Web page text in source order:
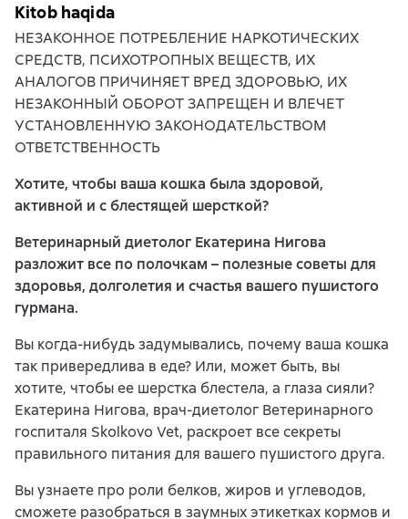
Kitob haqida
НЕЗАКОННОЕ ПОТРЕБЛЕНИЕ НАРКОТИЧЕСКИХ
СРЕДСТВ, ПСИХОТРОПНЫХ ВЕЩЕСТВ, ИХ
АНАЛОГОВ ПРИЧИНЯЕТ ВРЕД ЗДОРОВЬЮ, ИХ
НЕЗАКОННЫЙ ОБОРОТ ЗАПРЕЩЕН И ВЛЕЧЕТ
УСТАНОВЛЕННУЮ ЗАКОНОДАТЕЛЬСТВОМ
ОТВЕТСТВЕННОСТЬ
Хотите, чтобы ваша кошка была здоровой,
активной и с блестящей шерсткой?
Ветеринарный диетолог Екатерина Нигова
разложит все по полочкам – полезные советы для
здоровья, долголетия и счастья вашего пушистого
гурмана.
Вы когда-нибудь задумывались, почему ваша кошка
так привередлива в еде? Или, может быть, вы
хотите, чтобы ее шерстка блестела, а глаза сияли?
Екатерина Нигова, врач-диетолог Ветеринарного
госпиталя Skolkovo Vet, раскроет все секреты
правильного питания для вашего пушистого друга.
Вы узнаете про роли белков, жиров и углеводов,
сможете разобраться в заумных этикетках кормов и